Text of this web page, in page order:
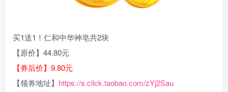
买1送1！仁和中华神皂共2块
【原价】44.80元
【券后价】9.80元
【领券地址】 https://s.click.taobao.com/zYj2Sau